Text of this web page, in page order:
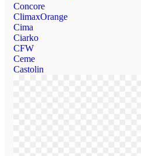
Concore
ClimaxOrange
Cima
Ciarko
CFW
Ceme
Castolin